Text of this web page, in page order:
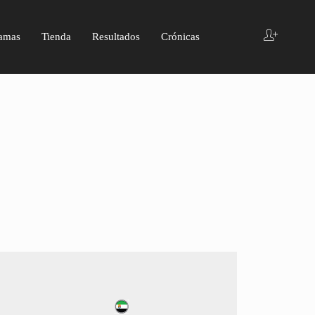
Tienda Resultados Crónicas